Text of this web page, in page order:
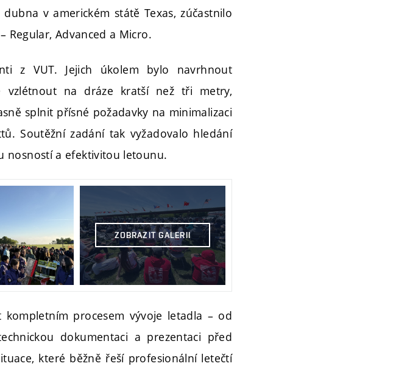
v americkém státě Texas, zúčastnilo
Regular, Advanced a Micro.
z VUT. Jejich úkolem bylo navrhnout
vzlétnout na dráze kratší než tři metry,
splnit přísné požadavky na minimalizaci
Soutěžní zadání tak vyžadovalo hledání
nosností a efektivitou letounu.
ZOBRAZIT GALERII
procesem vývoje letadla – od
dokumentaci a prezentaci před
které běžně řeší profesionální letečtí